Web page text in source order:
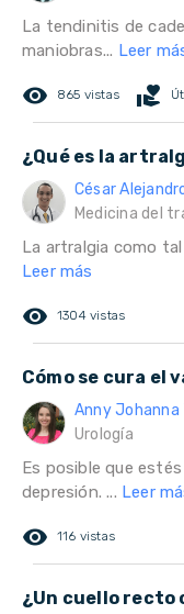
La tendinitis de
maniobras... Leer
remove_red_eye 865 vistas volunteer_activism
¿Qué es la
César
Medicina del
La artralgia como
Leer más
remove_red_eye 1304 vistas
Cómo se cura el
Anny Johanna
Urología
Es posible que
depresión. ... Leer
remove_red_eye 116 vistas
¿Un cuello recto